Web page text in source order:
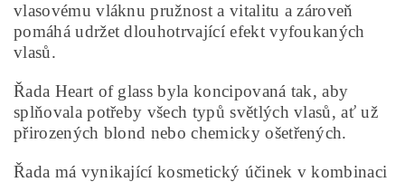
vlasovému vláknu pružnost a vitalitu a zároveň
pomáhá udržet dlouhotrvající efekt vyfoukaných
vlasů.
Řada Heart of glass byla koncipovaná tak, aby
splňovala potřeby všech typů světlých vlasů, ať už
přirozených blond nebo chemicky ošetřených.
Řada má vynikající kosmetický účinek v kombinaci